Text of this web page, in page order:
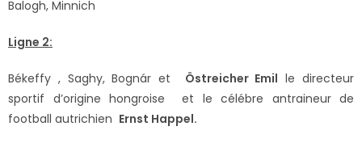
Balogh, Minnich
Ligne 2:
Békeffy , Saghy, Bognár et Östreicher Emil le directeur
sportif d’origine hongroise et le célébre antraineur de
football autrichien Ernst Happel.